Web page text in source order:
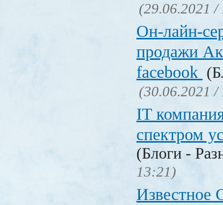
(29.06.2021 /
Он-лайн-
продажи
facebook
(30.06.2021 /
IT
спектром
(Блоги -
13:21)
Известное